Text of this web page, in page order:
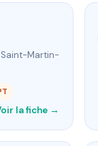
Martin-
la fiche →